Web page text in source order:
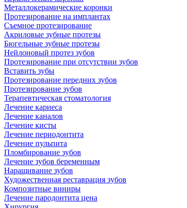
Металлокерамические коронки
Протезирование на имплантах
Съемное протезирование
Акриловые зубные протезы
Бюгельные зубные протезы
Нейлоновый протез зубов
Протезирование при отсутствии зубов
Вставить зубы
Протезирование передних зубов
Протезирование зубов
Терапевтическая стоматология
Лечение кариеса
Лечение каналов
Лечение кисты
Лечение периодонтита
Лечение пульпита
Пломбирование зубов
Лечение зубов беременным
Наращивание зубов
Художественная реставрация зубов
Композитные виниры
Лечение пародонтита цена